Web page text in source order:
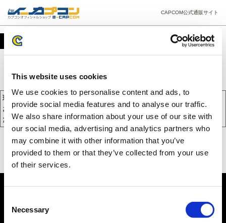
This website uses cookies
We use cookies to personalise content and ads, to
provide social media features and to analyse our traffic.
We also share information about your use of our site with
our social media, advertising and analytics partners who
may combine it with other information that you’ve
provided to them or that they’ve collected from your use
of their services.
Selection
Necessary
CAPCOM公式通販サイト
カート
現在、カートには商品が入っておりません。
お買い物を続けるには下の 「お買い物を続ける」 をクリックしてく
ださい。